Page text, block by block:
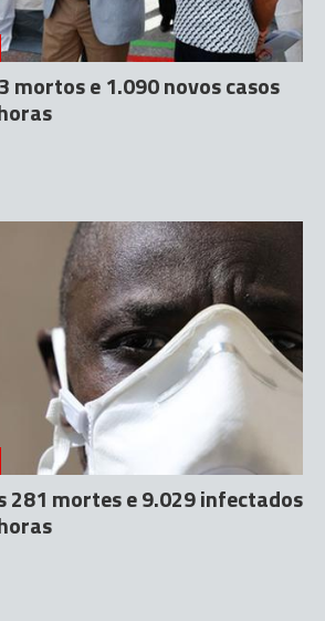
mortos e 1.090 novos casos
281 mortes e 9.029 infectados